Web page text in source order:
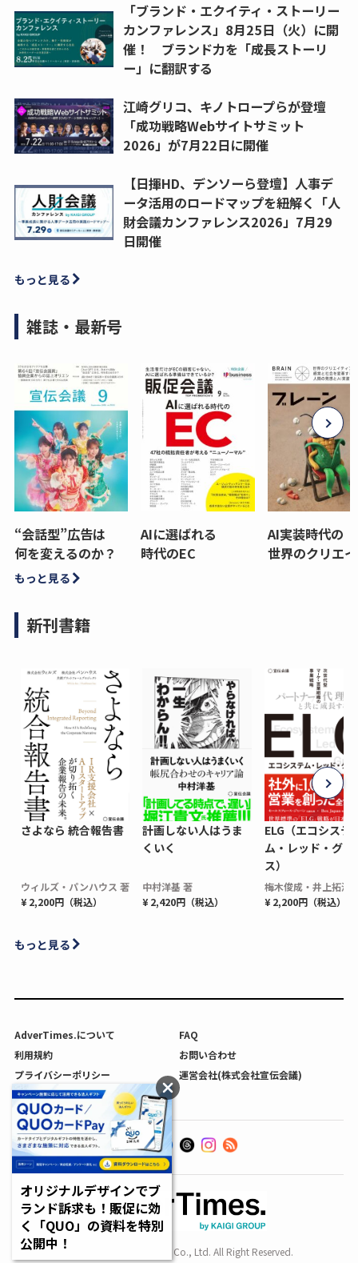
「ブランド・エクイティ・ストーリー
カンファレンス」8月25日（火）に開
催！ ブランド力を「成長ストーリ
ー」に翻訳する
江崎グリコ、キノトロープらが登壇
「成功戦略Webサイトサミット
2026」が7月22日に開催
【日揮HD、デンソーら登壇】人事デ
ータ活用のロードマップを紐解く「人
財会議カンファレンス2026」7月29
日開催
もっと見る
雑誌・最新号
“会話型”広告は
何を変えるのか？
AIに選ばれる
時代のEC
AI実装時代の
世界のクリエ
もっと見る
新刊書籍
さよなら 統合報告書
ウィルズ・パンハウス 著
¥ 2,200円（税込）
計画しない人はうま
くいく
中村洋基 著
¥ 2,420円（税込）
ELG（エコシステ
ム・レッド・グロ
ス）
梅木俊成・井上拓海
¥ 2,200円（税込）
もっと見る
AdverTimes.について
FAQ
利用規約
お問い合わせ
プライバシーポリシー
運営会社(株式会社宣伝会議)
利用者情報の外部送信について
Copyright SENDENKAIGI Co., Ltd. All Right Reserved.
オリジナルデザインでブ
ランド訴求も！販促に効
く「QUO」の資料を特別
公開中！